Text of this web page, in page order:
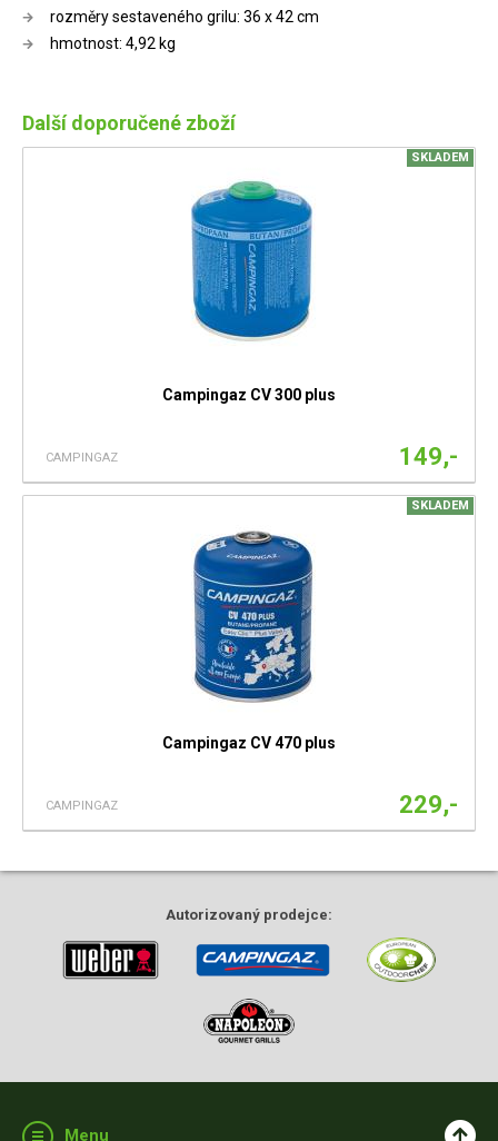
rozměry sestaveného grilu: 36 x 42 cm
hmotnost: 4,92 kg
Další doporučené zboží
SKLADEM
Campingaz CV 300 plus
CAMPINGAZ 149,-
SKLADEM
Campingaz CV 470 plus
CAMPINGAZ 229,-
Autorizovaný prodejce:
Menu